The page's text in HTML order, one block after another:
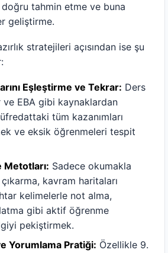
tahmin etme ve buna
geliştirme.
stratejileri açısından ise şu
Eşleştirme ve Tekrar: Ders
ve EBA gibi kaynaklardan
tüm kazanımları
ve eksik öğrenmeleri tespit
Sadece okumakla
kavram haritaları
kelimelerle not alma,
gibi aktif öğrenme
pekiştirmek.
Yorumlama Pratiği: Özellikle 9.